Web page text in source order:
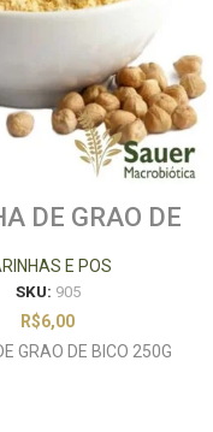
DE GRAO DE
E POS
SKU: 905
R$6,00
GRAO DE BICO 250G